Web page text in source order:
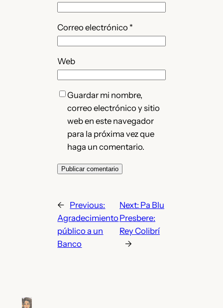
Correo electrónico *
Web
Guardar mi nombre,
correo electrónico y sitio
web en este navegador
para la próxima vez que
haga un comentario.
← Previous:
Agradecimiento
público a un
Banco
Next: Pa Blu
Presbere:
Rey Colibrí
→